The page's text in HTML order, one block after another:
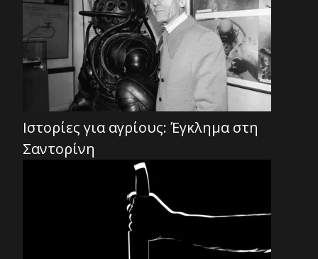
Ιστορίες για αγρίους: Έγκλημα στη
Σαντορίνη